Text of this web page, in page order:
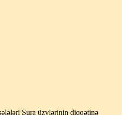
Şura üzvlərinin diqqətinə